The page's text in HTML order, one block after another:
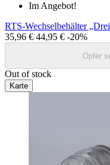
Im Angebot!
RTS-Wechselbehälter
35,96 € 44,95 € -20%
Opfer
Out of stock
Karte